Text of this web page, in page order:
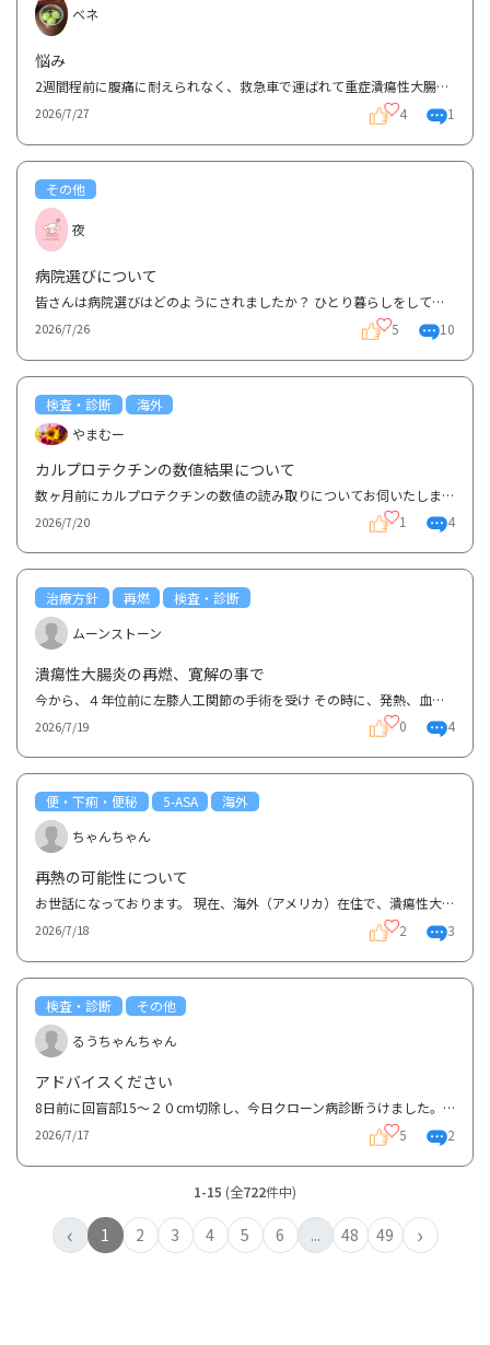
ベネ
悩み
2週間程前に腹痛に耐えられなく、救急車で運ばれて重症潰瘍性大腸炎と診断され、そこから1ヶ月入院とな...
2026/7/27 4 1
その他
夜
病院選びについて
皆さんは病院選びはどのようにされましたか？ ひとり暮らしをしており自宅から近いクリニックに通って...
2026/7/26 5 10
検査・診断
海外
やまむー
カルプロテクチンの数値結果について
数ヶ月前にカルプロテクチンの数値の読み取りについてお伺いたしました。 その後、私の担当PAが変更と...
2026/7/20 1 4
治療方針 再燃
検査・診断
ムーンストーン
潰瘍性大腸炎の再燃、寛解の事で
今から、４年位前に左膝人工関節の手術を受け その時に、発熱、血便、腹痛でＣＴの検査をして腸の浮腫...
2026/7/19 0 4
便・下痢・便秘 5-ASA
海外
ちゃんちゃん
再熱の可能性について
お世話になっております。 現在、海外（アメリカ）在住で、潰瘍性大腸炎についてご相談させていただき...
2026/7/18 2 3
検査・診断
その他
るうちゃんちゃん
アドバイスください
8日前に回盲部15～２０cm切除し、今日クローン病診断うけました。高校一年です。友達にいうべきか学校に...
2026/7/17 5 2
1-15 (全722件中)
‹ 1 2 3 4 5 6 ... 48 49 ›